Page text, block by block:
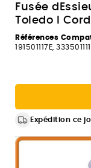
Fusée
Toledo I
Références
191501117E,
Expédition ce